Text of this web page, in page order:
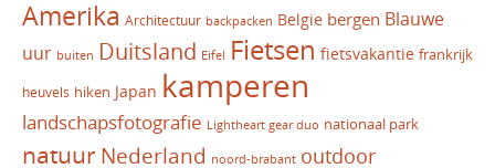
Amerika Architectuur backpacken Belgie bergen Blauwe
uur buiten Duitsland Eifel Fietsen fietsvakantie frankrijk
heuvels hiken Japan kamperen
landschapsfotografie Lightheart gear duo nationaal park
natuur Nederland noord-brabant outdoor